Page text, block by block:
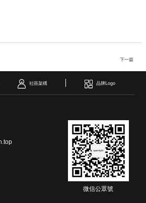
下一篇
社區架構 品牌Logo
微信公眾號